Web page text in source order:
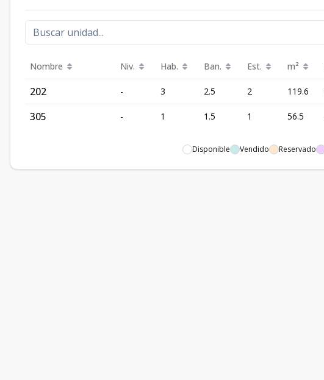
Nombre Niv. Hab. Ban. Est. m²
202 - 3 2.5 2 119.6
305 - 1 1.5 1 56.5
Disponible Vendido Reservado